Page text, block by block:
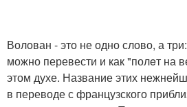
Волован - это не одно слово, а
можно перевести и как "полeт на
этом духе. Название этих
в переводе с французского